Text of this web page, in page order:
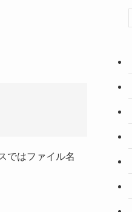
ではファイル名